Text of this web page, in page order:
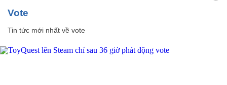
vote
Tin tức mới nhất về vote